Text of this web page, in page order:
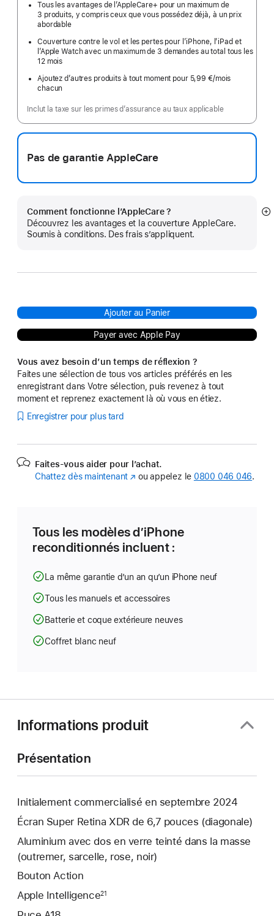
Tous les avantages de l’AppleCare+ pour un maximum de
3 produits, y compris ceux que vous possédez déjà, à un prix
abordable
Couverture contre le vol et les pertes pour l’iPhone, l’iPad et
l’Apple Watch avec un maximum de 3 demandes au total tous les
12 mois
Ajoutez d’autres produits à tout moment pour 5,99 €/mois
chacun
Inclut la taxe sur les primes d’assurance au taux applicable
Pas de garantie AppleCare
Comment fonctionne l’AppleCare ?
Découvrez les avantages et la couverture AppleCare.
Soumis à conditions. Des frais s’appliquent.
Ajouter au Panier
Payer avec Apple Pay
Vous avez besoin d’un temps de réflexion ?
Faites une sélection de tous vos articles préférés en les
enregistrant dans Votre sélection, puis revenez à tout
moment et reprenez exactement là où vous en étiez.
Enregistrer pour plus tard
Faites-vous aider pour l’achat.
Chattez dès maintenant (s’ouvre
fenêtre)
ou appelez le 0800 046 046.
Tous les modèles d’iPhone
reconditionnés incluent :
La même garantie d’un an qu’un iPhone neuf
Tous les manuels et accessoires
Batterie et coque extérieure neuves
Coffret blanc neuf
Informations produit
Présentation
Initialement commercialisé en septembre 2024
Écran Super Retina XDR de 6,7 pouces (diagonale)
Aluminium avec dos en verre teinté dans la masse
(outremer, sarcelle, rose, noir)
Bouton Action
Apple Intelligence21